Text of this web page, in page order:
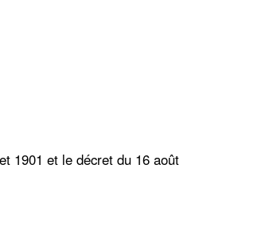
1901 et le décret du 16 août